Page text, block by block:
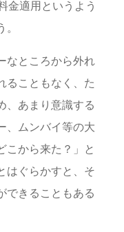
金適用というよう
なところから外れ
ることもなく、た
、あまり意識する
、ムンバイ等の大
こから来た？」と
はぐらかすと、そ
できることもある